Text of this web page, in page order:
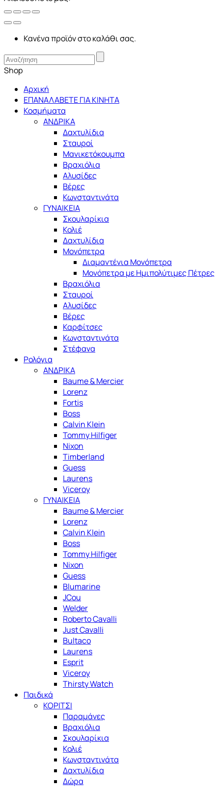
Κανένα προϊόν στο καλάθι σας.
Shop
Αρχική
ΕΠΑΝΑΛΑΒΕΤΕ ΓΙΑ ΚΙΝΗΤΑ
Κοσμήματα
ΑΝΔΡΙΚΑ
Δαχτυλίδια
Σταυροί
Μανικετόκουμπα
Βραχιόλια
Αλυσίδες
Βέρες
Κωνσταντινάτα
ΓΥΝΑΙΚΕΙΑ
Σκουλαρίκια
Κολιέ
Δαχτυλίδια
Μονόπετρα
Διαμαντένια Μονόπετρα
Μονόπετρα με Ημιπολύτιμες Πέτρες
Βραχιόλια
Σταυροί
Αλυσίδες
Βέρες
Καρφίτσες
Κωνσταντινάτα
Στέφανα
Ρολόγια
ΑΝΔΡΙΚΑ
Baume & Mercier
Lorenz
Fortis
Boss
Calvin Klein
Tommy Hilfiger
Nixon
Timberland
Guess
Laurens
Viceroy
ΓΥΝΑΙΚΕΙΑ
Baume & Mercier
Lorenz
Calvin Klein
Boss
Tommy Hilfiger
Nixon
Guess
Blumarine
JCou
Welder
Roberto Cavalli
Just Cavalli
Bultaco
Laurens
Esprit
Viceroy
Thirsty Watch
Παιδικά
ΚΟΡΙΤΣΙ
Παραμάνες
Βραχιόλια
Σκουλαρίκια
Κολιέ
Κωνσταντινάτα
Δαχτυλίδια
Δώρα